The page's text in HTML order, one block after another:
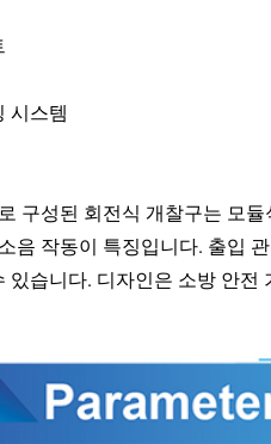
시스템
구성된 회전식 개찰구는 모
음 작동이 특징입니다. 출입
있습니다. 디자인은 소방 안